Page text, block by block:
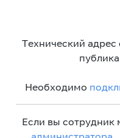
Технический адрес
Необходимо
Если вы сотрудник